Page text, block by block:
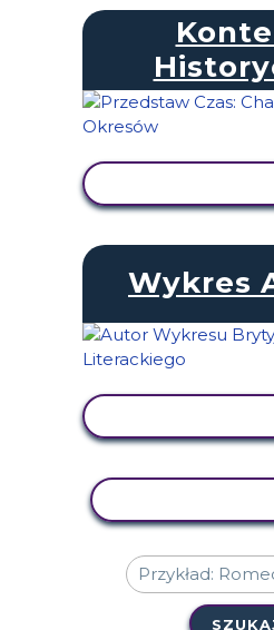
Wykres